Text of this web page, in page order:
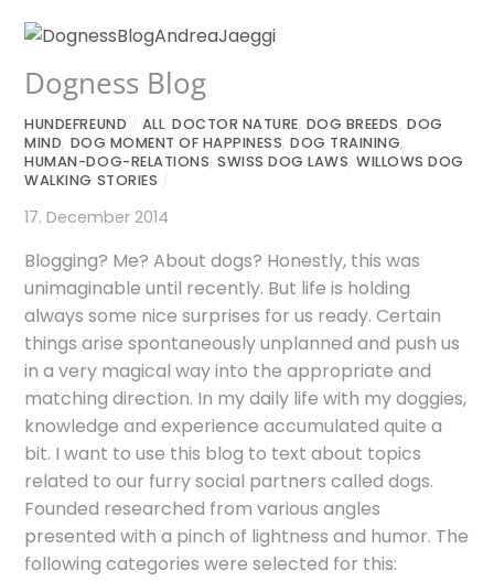
Dogness Blog
HUNDEFREUND ALL,DOCTOR NATURE, DOG BREEDS,DOG
MIND, DOG MOMENT OF HAPPINESS,DOG TRAINING,
HUMAN-DOG-RELATIONS,SWISS DOG LAWS,WILLOWS DOG
WALKING STORIES
17. December 2014
Blogging? Me? About dogs? Honestly, this was
unimaginable until recently. But life is holding
always some nice surprises for us ready. Certain
things arise spontaneously unplanned and push us
in a very magical way into the appropriate and
matching direction. In my daily life with my doggies,
knowledge and experience accumulated quite a
bit. I want to use this blog to text about topics
related to our furry social partners called dogs.
Founded researched from various angles
presented with a pinch of lightness and humor. The
following categories were selected for this: